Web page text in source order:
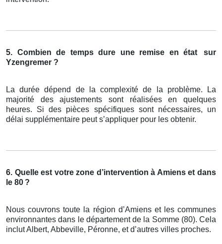
5. Combien de temps dure une remise en état
sur
Yzengremer ?
La durée dépend de la complexité de la problème. La
majorité des ajustements sont réalisées en quelques
heures. Si des pièces spécifiques sont nécessaires, un
délai supplémentaire peut s’appliquer pour les obtenir.
6. Quelle est votre zone d’intervention à Amiens et dans
le 80 ?
Nous couvrons toute la région d’Amiens et les communes
environnantes dans le département de la Somme (80). Cela
inclut Albert, Abbeville, Péronne, et d’autres villes proches.